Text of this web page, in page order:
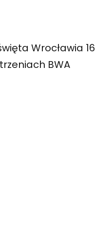
Wrocławia 16
BWA